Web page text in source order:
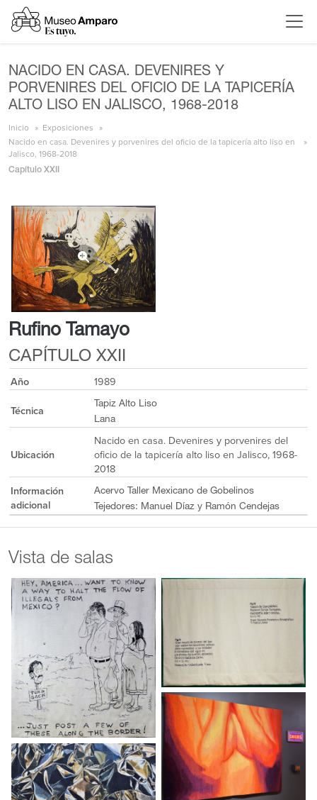
NACIDO EN CASA. DEVENIRES Y
PORVENIRES DEL OFICIO DE LA TAPICERÍA
ALTO LISO EN JALISCO, 1968-2018
Inicio
Exposiciones
Nacido en casa. Devenires y porvenires del oficio de la tapicería alto liso en
Jalisco, 1968-2018
Capítulo XXII
Rufino Tamayo
CAPÍTULO XXII
Año 1989
Técnica
Tapiz Alto Liso
Lana
Ubicación
Nacido en casa. Devenires y porvenires del
oficio de la tapicería alto liso en Jalisco, 1968-
2018
Información
adicional
Acervo Taller Mexicano de Gobelinos
Tejedores: Manuel Díaz y Ramón Cendejas
Vista de salas